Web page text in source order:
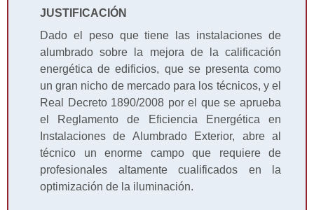
JUSTIFICACIÓN
Dado el peso que tiene las instalaciones de
alumbrado sobre la mejora de la calificación
energética de edificios, que se presenta como
un gran nicho de mercado para los técnicos, y el
Real Decreto 1890/2008 por el que se aprueba
el Reglamento de Eficiencia Energética en
Instalaciones de Alumbrado Exterior, abre al
técnico un enorme campo que requiere de
profesionales altamente cualificados en la
optimización de la iluminación.